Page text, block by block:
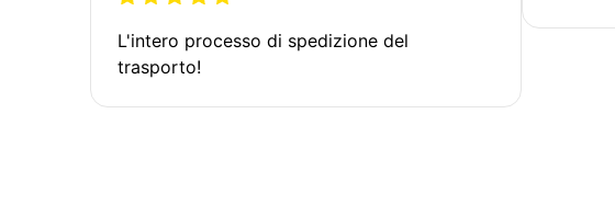
L'intero processo di spedizione del
trasporto!